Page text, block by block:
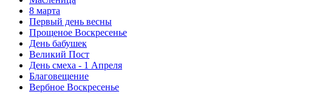
8 марта
Первый день весны
Прощеное Воскресенье
День бабушек
Великий Пост
День смеха - 1 Апреля
Благовещение
Вербное Воскресенье